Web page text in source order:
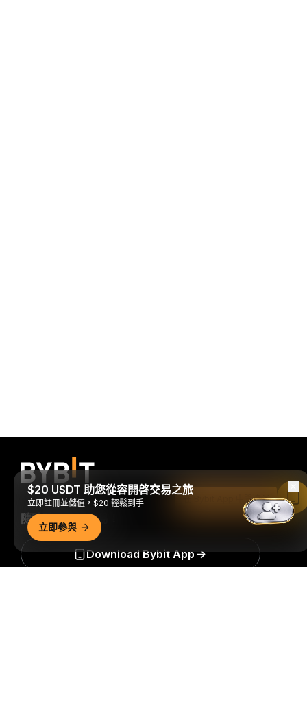
隨時隨地進行交易！
Download Bybit App
$20 USDT 助您從容開啓交易之旅
立即註冊並儲值，$20 輕鬆到手
立即參與
在 Bybit App 中閱讀